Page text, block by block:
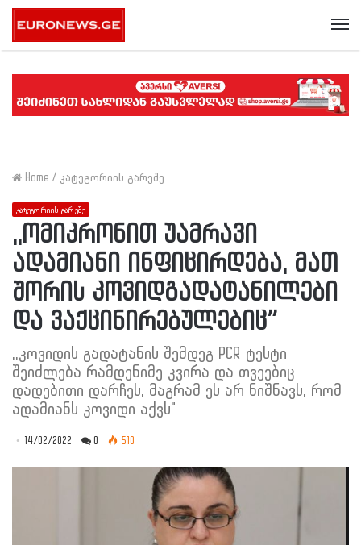
Home / კატეგორიის გარეშე
კატეგორიის გარეშე
,,ომიკრონით უამრავი
ადამიანი ინფიცირდება, მათ
შორის კოვიდგადატანილები
და ვაქცინირებულებიც”
,,კოვიდის გადატანის შემდეგ PCR ტესტი
შეიძლება რამდენიმე კვირა და თვეებიც
დადებითი დარჩეს, მაგრამ ეს არ ნიშნავს, რომ
ადამიანს კოვიდი აქვს"
14/02/2022 0 510